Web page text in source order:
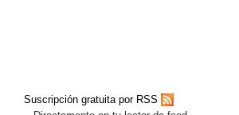
Suscripción gratuita por RSS